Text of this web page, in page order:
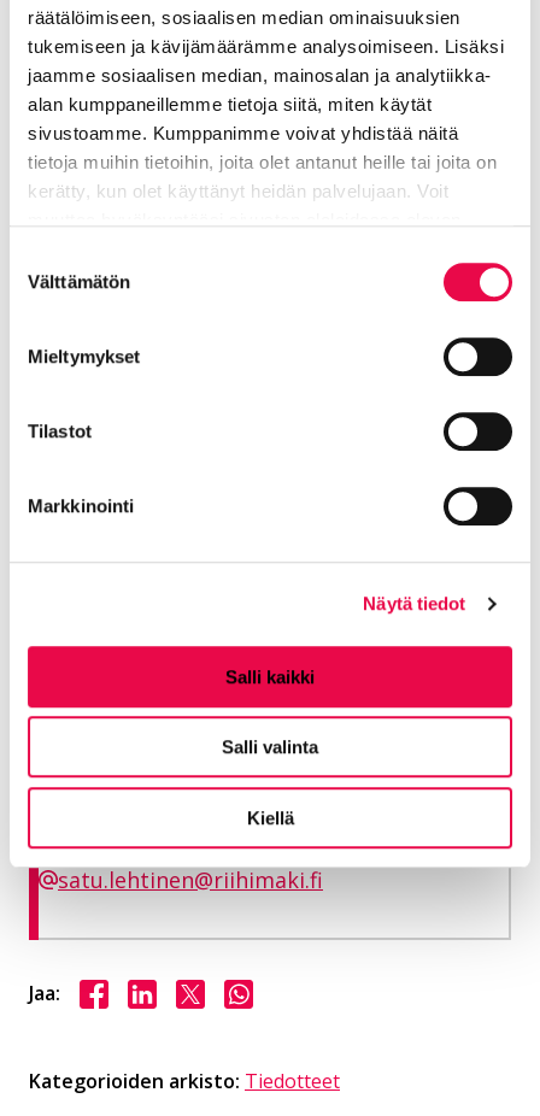
räätälöimiseen, sosiaalisen median ominaisuuksien
tukemiseen ja kävijämäärämme analysoimiseen. Lisäksi
jaamme sosiaalisen median, mainosalan ja analytiikka-
alan kumppaneillemme tietoja siitä, miten käytät
sivustoamme. Kumppanimme voivat yhdistää näitä
tietoja muihin tietoihin, joita olet antanut heille tai joita on
kerätty, kun olet käyttänyt heidän palvelujaan. Voit
valinta
Välttämätön
Mieltymykset
Tilastot
Markkinointi
Näytä tiedot
Salli kaikki
Salli valinta
Kiellä
Viestintä- ja markkinointipäällikkö
Hallinto ja konserni -toimiala
040 489 6005
Business Riihimäki
Lehtinen Satu
Toimitusjohtaja
Riihimäen Kotikulma Oy
satu.lehtinen@riihimaki.fi
Jaa: Jaa Facebookissa
Jaa LinkedInissä
Jaa X:ssäJaa WhasAppissa
Kategorioiden arkisto: Tiedotteet